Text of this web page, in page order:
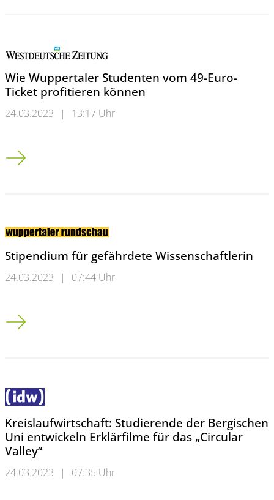
Wie Wuppertaler Studenten vom 49-Euro-
Ticket profitieren können
24.03.2023 | 13:17 Uhr
Wie Wuppertaler Studenten vom 49-Euro-Ticket profitieren
Stipendium für gefährdete Wissenschaftlerin
24.03.2023 | 07:44 Uhr
Stipendium für gefährdete Wissenschaftlerin
Kreislaufwirtschaft: Studierende der Bergischen
Uni entwickeln Erklärfilme für das „Circular
Valley“
24.03.2023 | 07:35 Uhr